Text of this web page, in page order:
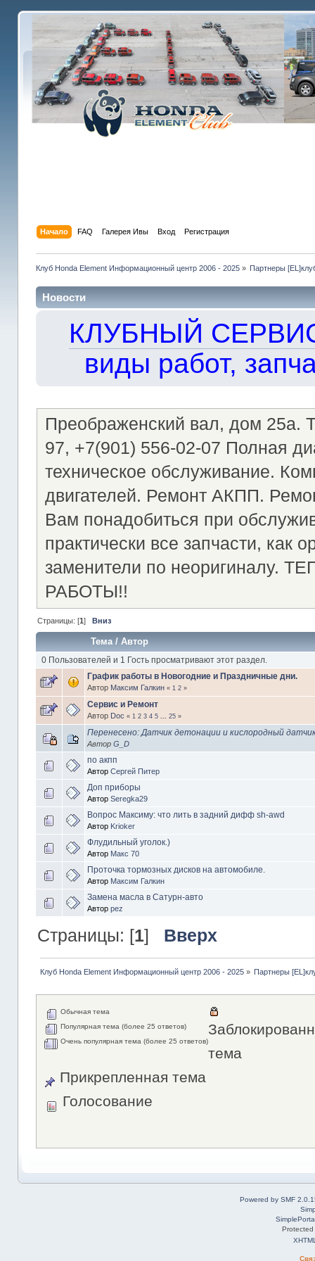
Начало FAQ Галерея Ивы Вход Регистрация
Клуб Honda Element Информационный центр 2006 - 2025» Партнеры
Новости
КЛУБНЫЙ
виды работ,
Преображенский вал, дом 25а.
97, +7(901) 556-02-07 Полная
техническое обслуживание.
двигателей. Ремонт АКПП.
Вам понадобиться при
практически все запчасти, как
заменители по
РАБОТЫ!!
Страницы: [1] Вниз
Тема/ Автор
0 Пользователей и 1 Гость просматривают этот раздел.
График работы в Новогодние и Праздничные дни.
Автор Максим Галкин « 1 2»
Сервис и Ремонт
Автор Doc « 1 2 3 4 5 25»
Перенесено: Датчик детонации и кислородный
Автор G_D
по акпп
Автор Сергей Питер
Доп приборы
Автор Seregka29
Вопрос Максиму: что лить в задний дифф sh-awd
Автор Krioker
Флудильный уголок.)
Автор Макс 70
Проточка тормозных дисков на автомобиле.
Автор Максим Галкин
Замена масла в Сатурн-авто
Автор pez
Страницы: [1] Вверх
Клуб Honda Element Информационный центр 2006 - 2025» Партнеры
Обычная тема
Популярная тема (более 25 ответов)
Очень популярная тема (более 25 ответов)
тема
Прикрепленная тема
Голосование
Powered by SMF